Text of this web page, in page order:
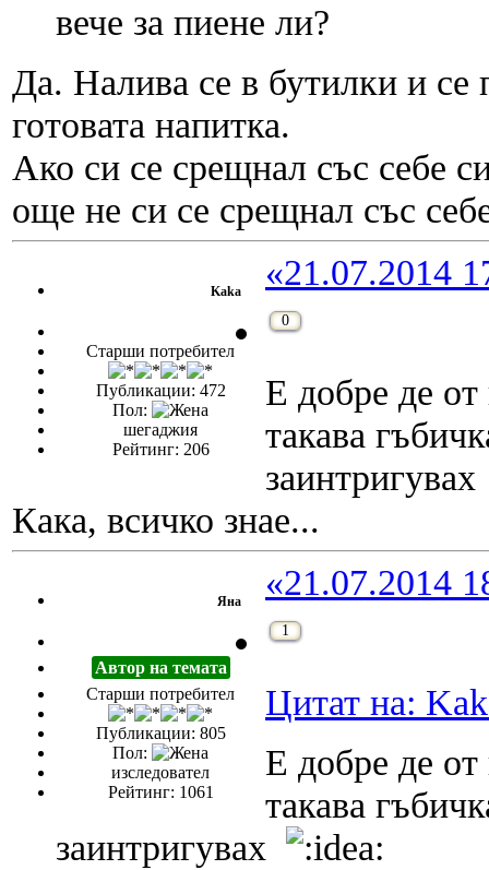
вече за пиене ли?
Да. Налива се в бутилки и
готовата напитка.
Ако си се срещнал със себе
още не си се срещнал със
Kaka
Старши потребител
Публикации: 472
Пол:
шегаджия
Рейтинг: 206
«21.07.2014
0
Е добре де
такава
Кака, всичко знае...
Яна
Автор на темата
Старши потребител
Публикации: 805
Пол:
изследовател
Рейтинг: 1061
«21.07.2014
1
Цитат на:
Е добре де
такава
заинтригувах